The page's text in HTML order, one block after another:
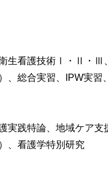
生看護技術Ⅰ・Ⅱ・
総合実習、IPW実習
実践特論、地域ケア
、看護学特別研究